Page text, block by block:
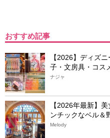
おすすめ記事
【2026】ディズ
子・文房具・コス
ナジャ
【2026年最新】
ンチックなベル＆
Melody